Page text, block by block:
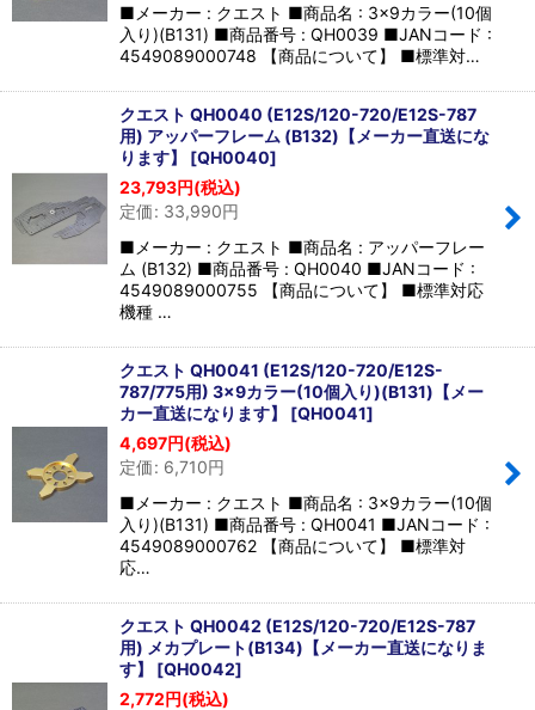
■メーカー : クエスト ■商品名 : 3×9カラー(10個
入り)(B131) ■商品番号 : QH0039 ■JANコード :
4549089000748 【商品について】 ■標準対…
クエスト QH0040 (E12S/120-720/E12S-787
用) アッパーフレーム (B132)【メーカー直送にな
ります】 [QH0040]
23,793円(税込)
定価: 33,990円
■メーカー : クエスト ■商品名 : アッパーフレー
ム (B132) ■商品番号 : QH0040 ■JANコード :
4549089000755 【商品について】 ■標準対応
機種 …
クエスト QH0041 (E12S/120-720/E12S-
787/775用) 3×9カラー(10個入り)(B131)【メー
カー直送になります】 [QH0041]
4,697円(税込)
定価: 6,710円
■メーカー : クエスト ■商品名 : 3×9カラー(10個
入り)(B131) ■商品番号 : QH0041 ■JANコード :
4549089000762 【商品について】 ■標準対
応…
クエスト QH0042 (E12S/120-720/E12S-787
用) メカプレート(B134)【メーカー直送になりま
す】 [QH0042]
2,772円(税込)